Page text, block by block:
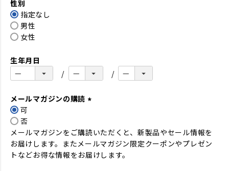
性別
指定なし
男性
女性
生年月日
メールマガジンの購読
須
)
可
否
メールマガジンをご購読いただくと、新製品やセール情報を
お届けします。またメールマガジン限定クーポンやプレゼン
トなどお得な情報をお届けします。